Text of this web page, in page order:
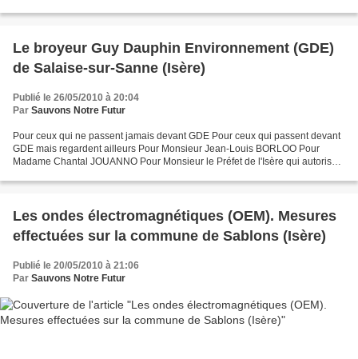
Le broyeur Guy Dauphin Environnement (GDE)
de Salaise-sur-Sanne (Isère)
Publié le 26/05/2010 à 20:04
Par Sauvons Notre Futur
Pour ceux qui ne passent jamais devant GDE Pour ceux qui passent devant
GDE mais regardent ailleurs Pour Monsieur Jean-Louis BORLOO Pour
Madame Chantal JOUANNO Pour Monsieur le Préfet de l'Isère qui autorise
Les ondes électromagnétiques (OEM). Mesures
effectuées sur la commune de Sablons (Isère)
Publié le 20/05/2010 à 21:06
Par Sauvons Notre Futur